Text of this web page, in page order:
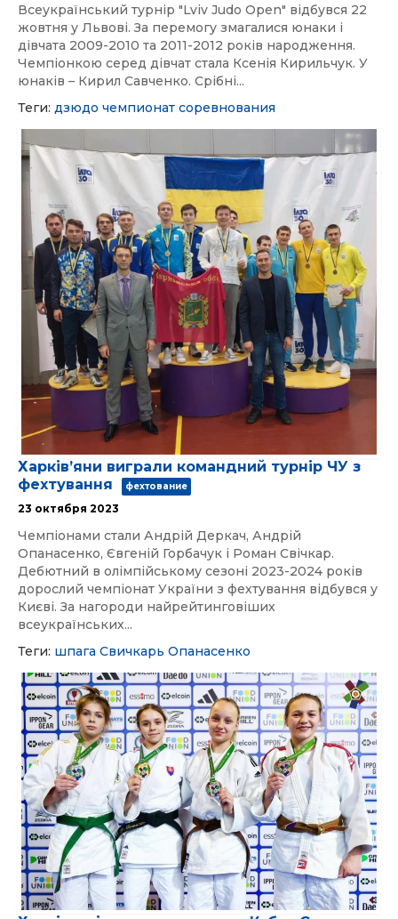
Всеукраїнський турнір "Lviv Judo Open" відбувся 22
жовтня у Львові. За перемогу змагалися юнаки і
дівчата 2009-2010 та 2011-2012 років народження.
Чемпіонкою серед дівчат стала Ксенія Кирильчук. У
юнаків – Кирил Савченко. Срібні...
Теги: дзюдо чемпионат соревнования
Харківʼяни виграли командний турнір ЧУ з
фехтування
фехтование
23 октября 2023
Чемпіонами стали Андрій Деркач, Андрій
Опанасенко, Євгеній Горбачук і Роман Свічкар.
Дебютний в олімпійському сезоні 2023-2024 років
дорослий чемпіонат України з фехтування відбувся у
Києві. За нагороди найрейтинговіших
всеукраїнських...
Теги: шпага Свичкарь Опанасенко